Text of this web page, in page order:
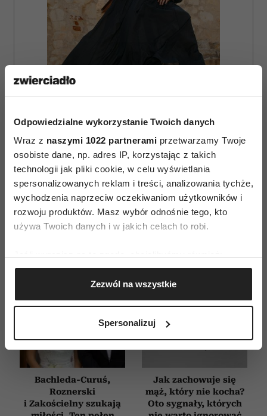
Odpowiedzialne wykorzystanie Twoich danych
Wraz z naszymi 1022 partnerami przetwarzamy Twoje
osobiste dane, np. adres IP, korzystając z takich
technologii jak pliki cookie, w celu wyświetlania
spersonalizowanych reklam i treści, analizowania tychże,
wychodzenia naprzeciw oczekiwaniom użytkowników i
rozwoju produktów. Masz wybór odnośnie tego, kto
używa Twoich danych i w jakich celach to robi.
Gromadzić dane dotyczące Twojej lokalizacji
geograficznej z dokładnością nawet do kilku metrów
Identyfikować Twoje urządzenie, aktywnie
(fingerprinting, czyli wirtualny odcisk palca)
dane są przetwarzane oraz ustaw własne preferencje w
sekcji szczegółów
. W Deklaracji plików cookie możesz
zmienić lub wycofać swoją zgodę w dowolnej chwili.
Zezwól na wszystkie
Spersonalizuj
ZAMÓW
E-WYDANIE
Bachleda-Curuś,
Roznerski
i Zakościelny szukają
Jak zachowuje się
mąż, który nie kocha?
Oto sygnały, których